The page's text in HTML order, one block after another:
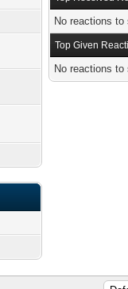
No reactions to
Top Given
No reactions to